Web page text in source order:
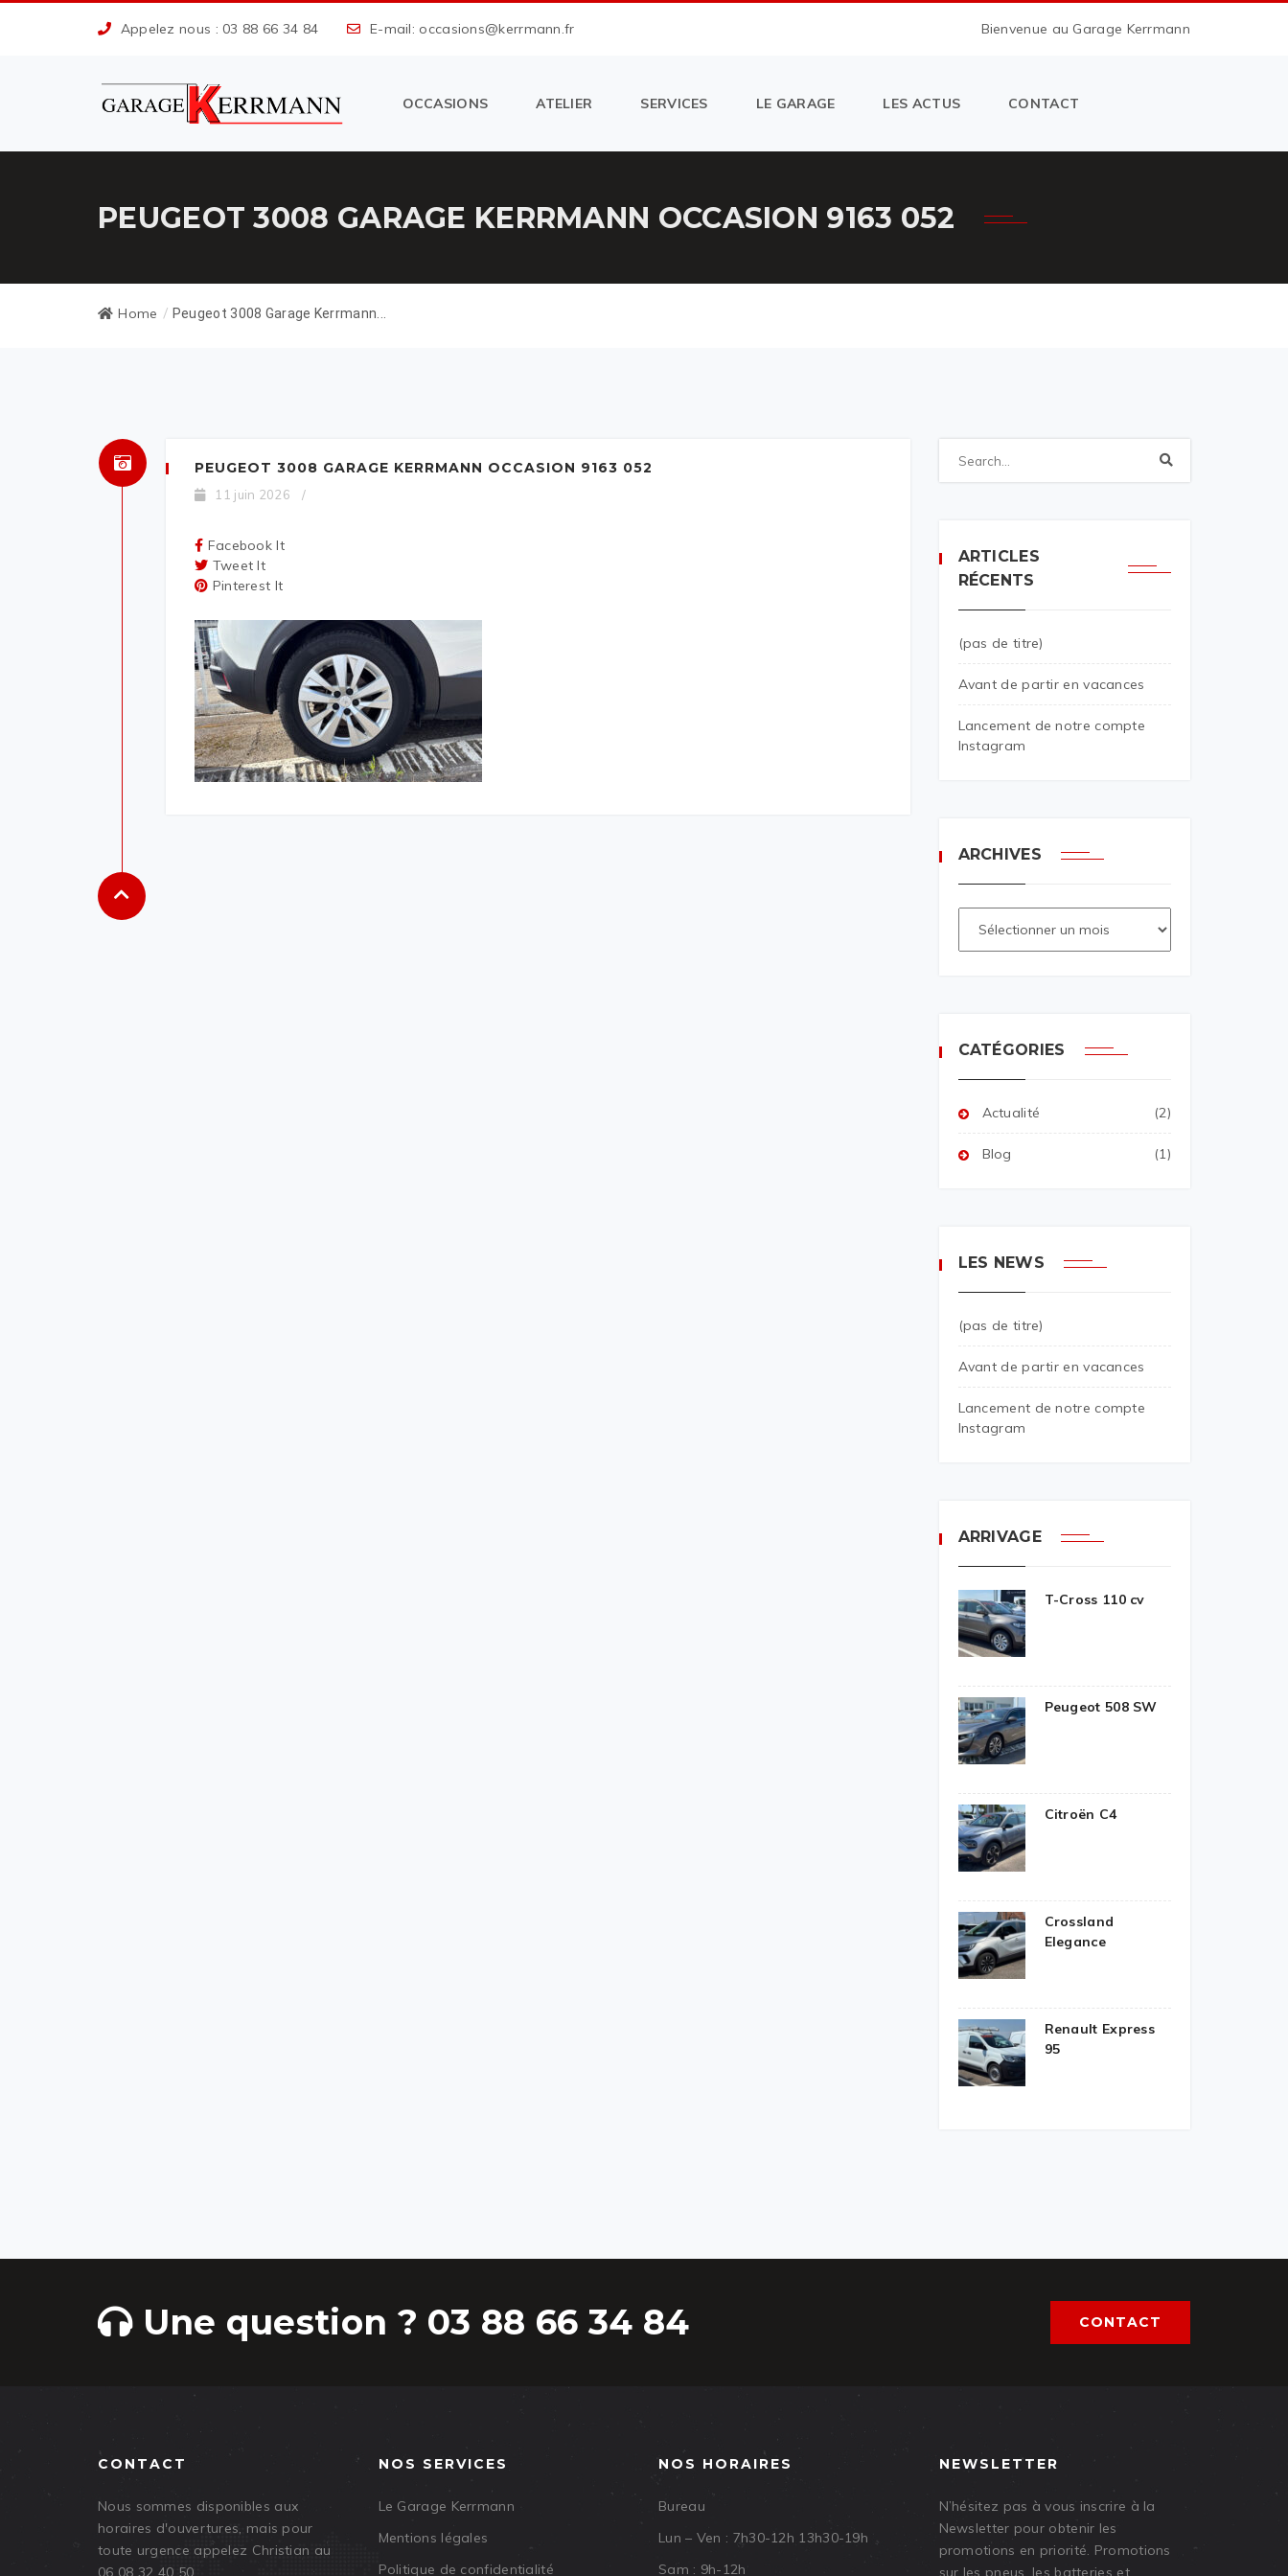
Appelez nous : 03 88 66 34 84 E-mail: occasions@kerrmann.fr Bienvenue au Garage Kerrmann
OCCASIONS ATELIER SERVICES LE GARAGE LES ACTUS CONTACT
PEUGEOT 3008 GARAGE KERRMANN OCCASION 9163 052
Home / Peugeot 3008 Garage Kerrmann...
PEUGEOT 3008 GARAGE KERRMANN OCCASION 9163 052
11 juin 2026 /
Facebook It
Tweet It
Pinterest It
ARTICLES
RÉCENTS
(pas de titre)
Avant de partir en vacances
Lancement de notre compte
Instagram
ARCHIVES
CATÉGORIES
Actualité (2)
Blog (1)
LES NEWS
(pas de titre)
Avant de partir en vacances
Lancement de notre compte
Instagram
ARRIVAGE
T-Cross 110 cv
Peugeot 508 SW
Citroën C4
Crossland
Elegance
Renault Express
95
Une question ? 03 88 66 34 84 CONTACT
CONTACT
Nous sommes disponibles aux
horaires d'ouvertures, mais pour
toute urgence appelez Christian au
06 08 32 40 50
NOS SERVICES
Le Garage Kerrmann
Mentions légales
Politique de confidentialité
NOS HORAIRES
Bureau
Lun – Ven : 7h30-12h 13h30-19h
Sam : 9h-12h
NEWSLETTER
N’hésitez pas à vous inscrire à la
Newsletter pour obtenir les
promotions en priorité. Promotions
sur les pneus, les batteries et